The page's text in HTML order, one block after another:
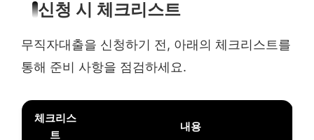
신청 시 체크리스트
무직자대출을 신청하기 전, 아래의 체크리스트를
통해 준비 사항을 점검하세요.
체크리스
트
내용